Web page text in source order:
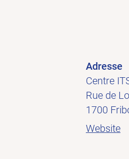
Adresse
Centre
Rue de
1700
Website